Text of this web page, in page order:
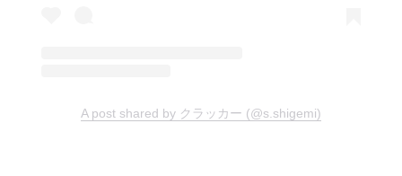
A post shared by クラッカー (@s.shigemi)